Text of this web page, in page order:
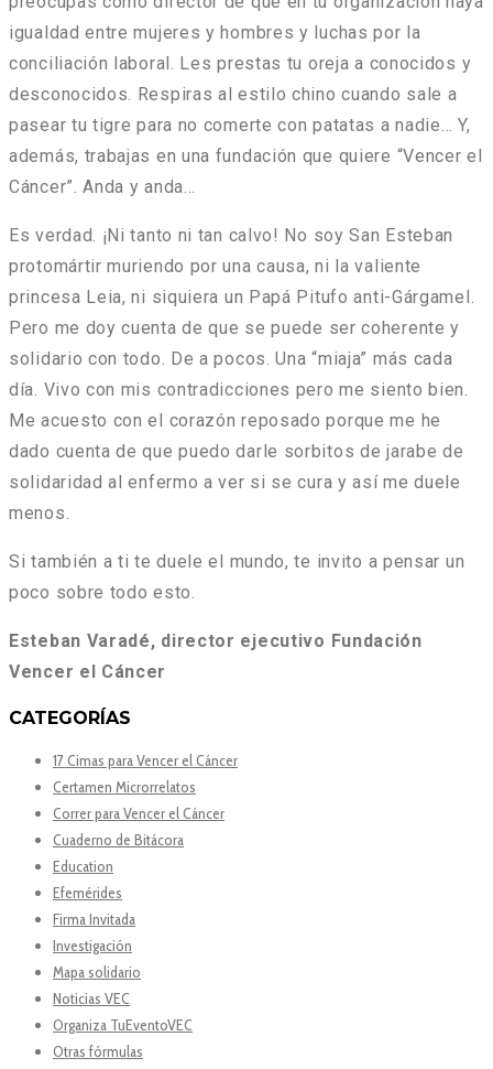
igualdad entre mujeres y hombres y luchas por la
conciliación laboral. Les prestas tu oreja a conocidos y
desconocidos. Respiras al estilo chino cuando sale a
pasear tu tigre para no comerte con patatas a nadie… Y,
además, trabajas en una fundación que quiere “Vencer el
Cáncer”. Anda y anda…
Es verdad. ¡Ni tanto ni tan calvo! No soy San Esteban
protomártir muriendo por una causa, ni la valiente
princesa Leia, ni siquiera un Papá Pitufo anti-Gárgamel.
Pero me doy cuenta de que se puede ser coherente y
solidario con todo. De a pocos. Una “miaja” más cada
día. Vivo con mis contradicciones pero me siento bien.
Me acuesto con el corazón reposado porque me he
dado cuenta de que puedo darle sorbitos de jarabe de
solidaridad al enfermo a ver si se cura y así me duele
menos.
Si también a ti te duele el mundo, te invito a pensar un
poco sobre todo esto.
Esteban Varadé, director ejecutivo Fundación
Vencer el Cáncer
CATEGORÍAS
17 Cimas para Vencer el Cáncer
Certamen Microrrelatos
Correr para Vencer el Cáncer
Cuaderno de Bitácora
Education
Efemérides
Firma Invitada
Investigación
Mapa solidario
Noticias VEC
Organiza TuEventoVEC
Otras fórmulas